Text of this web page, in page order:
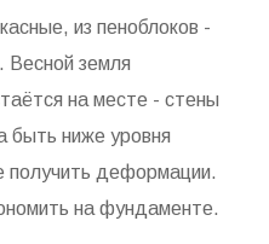
из пеноблоков -
Весной земля
на месте - стены
быть ниже уровня
получить деформации.
на фундаменте.